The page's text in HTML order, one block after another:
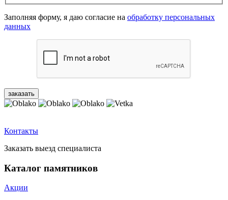
Заполняя форму, я даю согласие на обработку персональных
данных
Контакты
Заказать выезд специалиста
Каталог памятников
Акции